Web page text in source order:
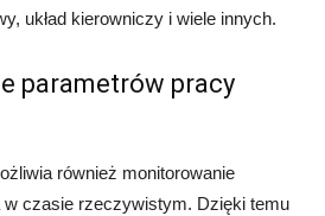
układ kierowniczy i wiele innych.
parametrów pracy
również monitorowanie
w czasie rzeczywistym. Dzięki temu